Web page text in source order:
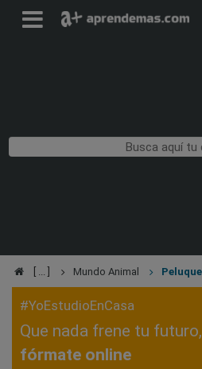
Mundo Animal
felina
#YoEstudioEnCasa
Que nada frene tu futuro,
fórmate online